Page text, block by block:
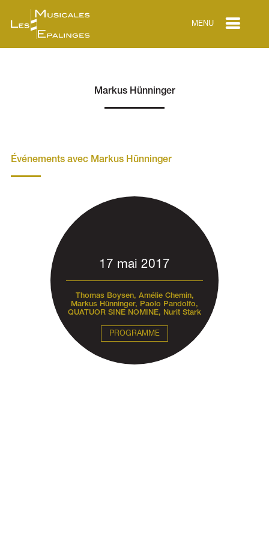
MENU
Markus Hünninger
Événements avec Markus Hünninger
17 mai 2017
Thomas Boysen, Amélie Chemin,
Markus Hünninger, Paolo Pandolfo,
QUATUOR SINE NOMINE, Nurit Stark
PROGRAMME